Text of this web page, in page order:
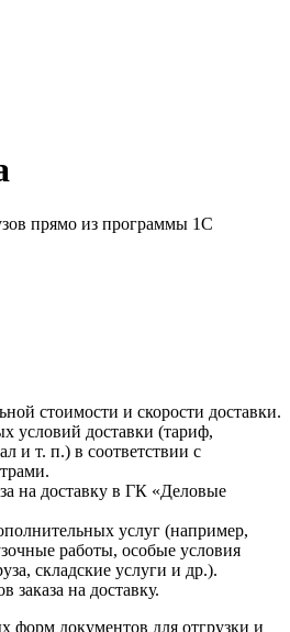
прямо из программы 1С
стоимости и скорости доставки.
условий доставки (тариф,
и т. п.) в соответствии с
на доставку в ГК «Деловые
услуг (например,
работы, особые условия
складские услуги и др.).
заказа на доставку.
форм документов для отгрузки и